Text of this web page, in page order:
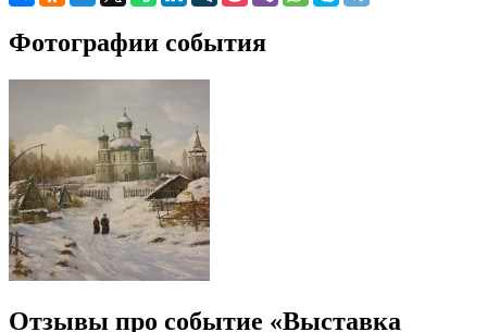
Фотографии события
Отзывы про событие «Выставка